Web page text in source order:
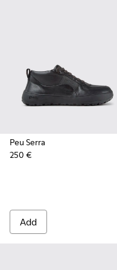
Peu Serra
250 €
Add